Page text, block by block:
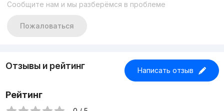
Сообщите нам и мы разберёмся в проблеме
Пожаловаться
Отзывы и рейтинг Написать отзыв
Рейтинг